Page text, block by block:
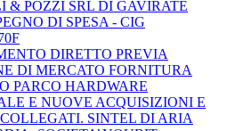
& POZZI SRL DI GAVIRATE
DI SPESA - CIG
DIRETTO PREVIA
DI MERCATO FORNITURA
PARCO HARDWARE
E NUOVE ACQUISIZIONI E
SINTEL DI ARIA